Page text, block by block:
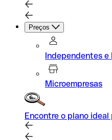
Preços
Independentes e
Microempresas
Encontre o plano ideal